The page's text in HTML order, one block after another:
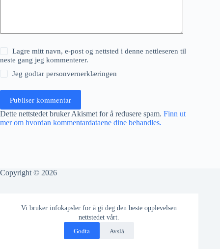
Vi bruker infokapsler for å gi deg den beste opplevelsen
nettstedet vårt.
Godta Avslå
Lagre mitt navn, e-post og nettsted i denne nettleseren til
neste gang jeg kommenterer.
Jeg godtarpersonvernerklæringen
Publiser kommentar
Dette nettstedet bruker Akismet for å redusere spam. Finn ut
mer om hvordan kommentardataene dine behandles.
Copyright © 2026
artikler.